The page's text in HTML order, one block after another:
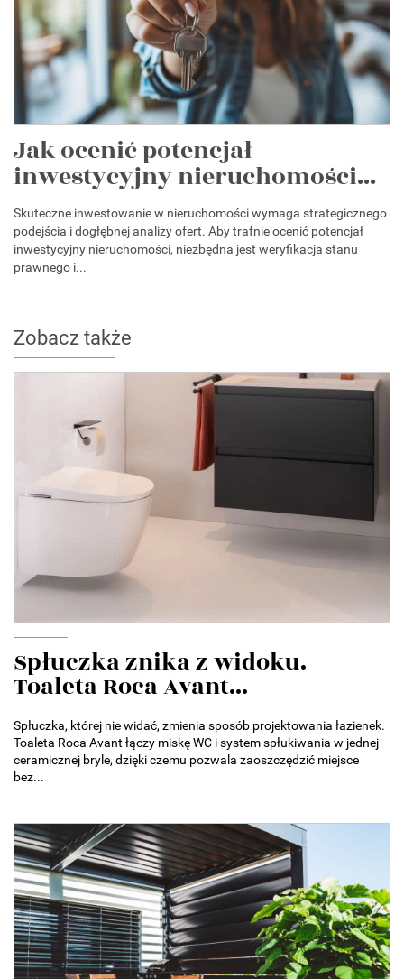
Jak ocenić potencjał
inwestycyjny nieruchomości...
Skuteczne inwestowanie w nieruchomości wymaga strategicznego
podejścia i dogłębnej analizy ofert. Aby trafnie ocenić potencjał
inwestycyjny nieruchomości, niezbędna jest weryfikacja stanu
prawnego i...
Zobacz także
Spłuczka znika z widoku.
Toaleta Roca Avant...
Spłuczka, której nie widać, zmienia sposób projektowania łazienek.
Toaleta Roca Avant łączy miskę WC i system spłukiwania w jednej
ceramicznej bryle, dzięki czemu pozwala zaoszczędzić miejsce
bez...